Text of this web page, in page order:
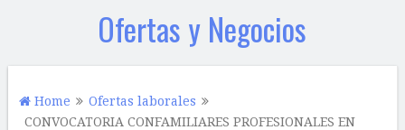
Ofertas y Negocios
Home
Ofertas laborales
CONVOCATORIA CONFAMILIARES PROFESIONALES EN